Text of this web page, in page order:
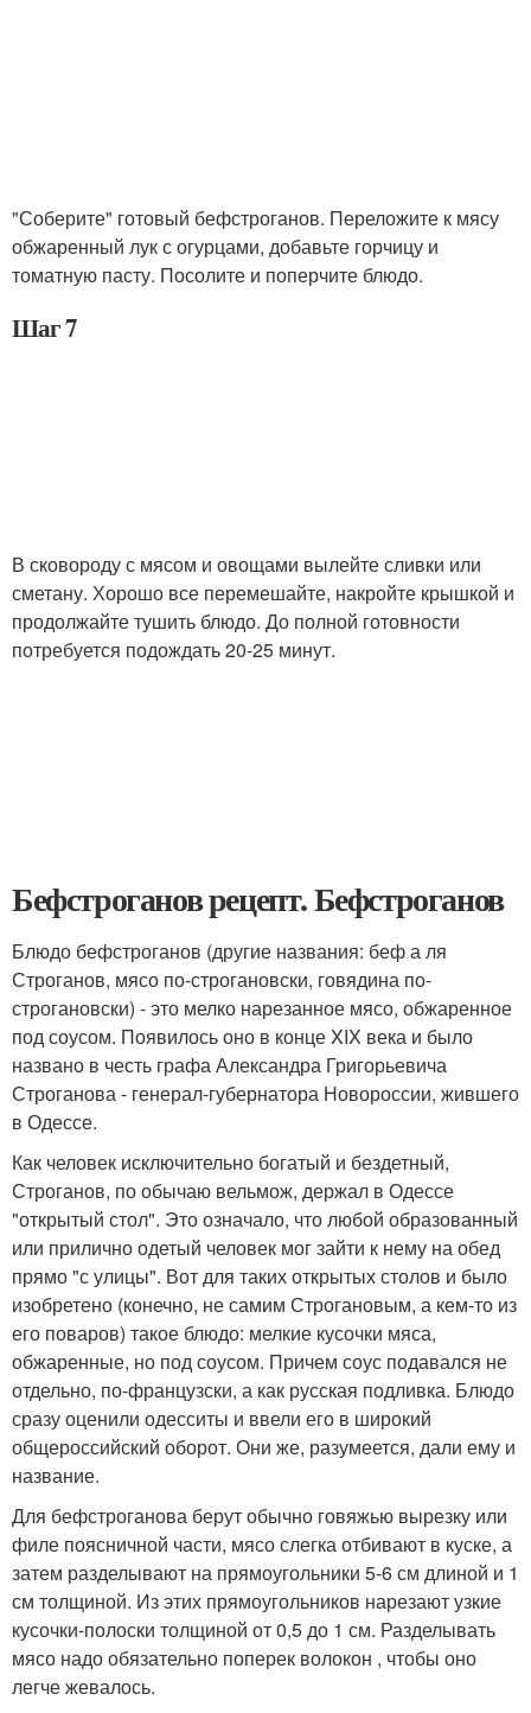
"Соберите" готовый бефстроганов. Переложите к мясу
обжаренный лук с огурцами, добавьте горчицу и
томатную пасту. Посолите и поперчите блюдо.
Шаг 7
В сковороду с мясом и овощами вылейте сливки или
сметану. Хорошо все перемешайте, накройте крышкой и
продолжайте тушить блюдо. До полной готовности
потребуется подождать 20-25 минут.
Бефстроганов рецепт. Бефстроганов
Блюдо бефстроганов (другие названия: беф а ля
Строганов, мясо по-строгановски, говядина по-
строгановски) - это мелко нарезанное мясо, обжаренное
под соусом. Появилось оно в конце XIX века и было
названо в честь графа Александра Григорьевича
Строганова - генерал-губернатора Новороссии, жившего
в Одессе.
Как человек исключительно богатый и бездетный,
Строганов, по обычаю вельмож, держал в Одессе
"открытый стол". Это означало, что любой образованный
или прилично одетый человек мог зайти к нему на обед
прямо "с улицы". Вот для таких открытых столов и было
изобретено (конечно, не самим Строгановым, а кем-то из
его поваров) такое блюдо: мелкие кусочки мяса,
обжаренные, но под соусом. Причем соус подавался не
отдельно, по-французски, а как русская подливка. Блюдо
сразу оценили одесситы и ввели его в широкий
общероссийский оборот. Они же, разумеется, дали ему и
название.
Для бефстроганова берут обычно говяжью вырезку или
филе поясничной части, мясо слегка отбивают в куске, а
затем разделывают на прямоугольники 5-6 см длиной и 1
см толщиной. Из этих прямоугольников нарезают узкие
кусочки-полоски толщиной от 0,5 до 1 см. Разделывать
мясо надо обязательно поперек волокон , чтобы оно
легче жевалось.